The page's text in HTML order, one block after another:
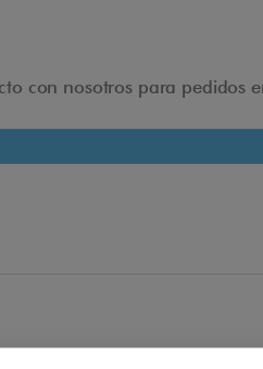
en el suelo. Haz
poder separarlos.
con nosotros para pedidos